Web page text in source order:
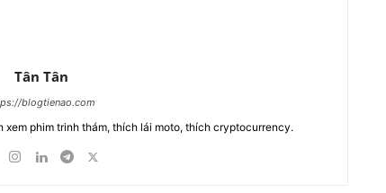
Tân Tân
blogtienao.com
phim trinh thám, thích lái moto, thích cryptocurrency.